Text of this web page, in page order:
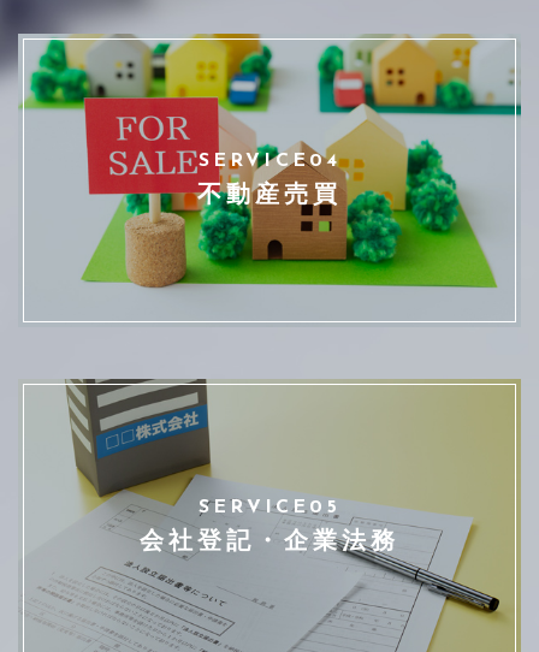
SERVICE04
不動産売買
SERVICE05
会社登記・企業法務